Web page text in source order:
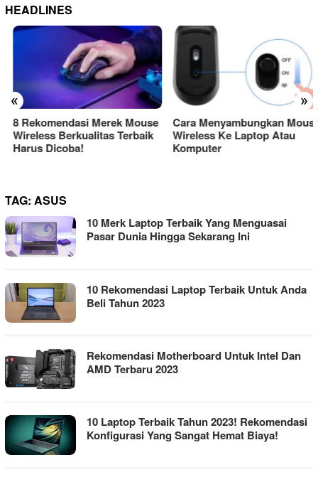
HEADLINES
« »
8 Rekomendasi Merek Mouse
Wireless Berkualitas Terbaik
Harus Dicoba!
Cara Menyambungkan Mouse
Wireless Ke Laptop Atau
Komputer
TAG: ASUS
10 Merk Laptop Terbaik Yang Menguasai
Pasar Dunia Hingga Sekarang Ini
10 Rekomendasi Laptop Terbaik Untuk Anda
Beli Tahun 2023
Rekomendasi Motherboard Untuk Intel Dan
AMD Terbaru 2023
10 Laptop Terbaik Tahun 2023! Rekomendasi
Konfigurasi Yang Sangat Hemat Biaya!